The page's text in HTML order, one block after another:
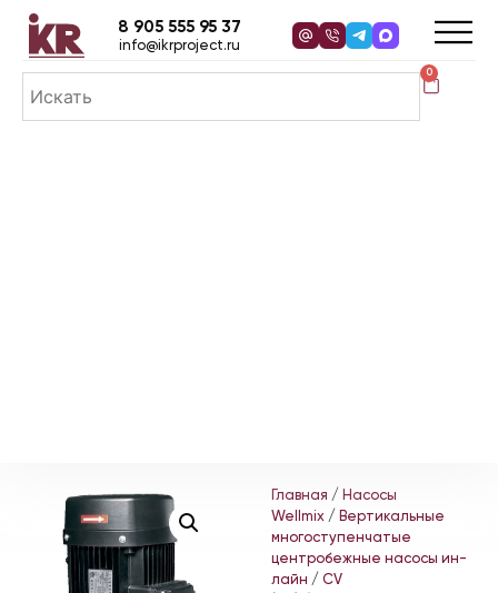
0
8 905 555 95 37
info@ikrproject.ru
Главная / Насосы
Wellmix / Вертикальные
многоступенчатые
центробежные насосы ин-
лайн / CV